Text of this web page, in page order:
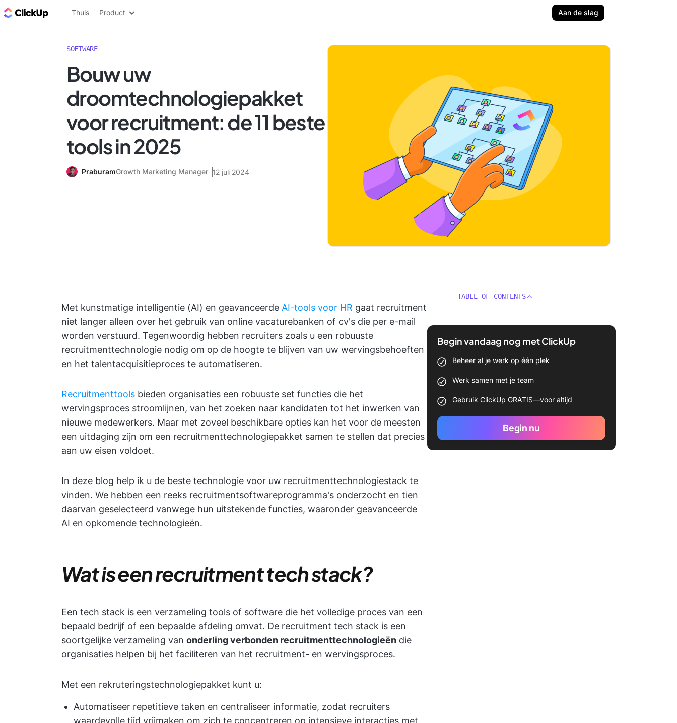
ClickUp Blog
Thuis Product Aan de slag
SOFTWARE
Bouw uw
droomtechnologiepakket
voor recruitment: de 11 beste
tools in 2025
PraburamGrowth Marketing Manager 12 juli 2024
Met kunstmatige intelligentie (AI) en geavanceerde AI-tools voor HR gaat recruitment
niet langer alleen over het gebruik van online vacaturebanken of cv's die per e-mail
worden verstuurd. Tegenwoordig hebben recruiters zoals u een robuuste
recruitmenttechnologie nodig om op de hoogte te blijven van uw wervingsbehoeften
en het talentacquisitieproces te automatiseren.
Recruitmenttools bieden organisaties een robuuste set functies die het
wervingsproces stroomlijnen, van het zoeken naar kandidaten tot het inwerken van
nieuwe medewerkers. Maar met zoveel beschikbare opties kan het voor de meesten
een uitdaging zijn om een recruitmenttechnologiepakket samen te stellen dat precies
aan uw eisen voldoet.
In deze blog help ik u de beste technologie voor uw recruitmenttechnologiestack te
vinden. We hebben een reeks recruitmentsoftwareprogramma's onderzocht en tien
daarvan geselecteerd vanwege hun uitstekende functies, waaronder geavanceerde
AI en opkomende technologieën.
Wat is een recruitment tech stack?
Een tech stack is een verzameling tools of software die het volledige proces van een
bepaald bedrijf of een bepaalde afdeling omvat. De recruitment tech stack is een
soortgelijke verzameling van onderling verbonden recruitmenttechnologieën die
organisaties helpen bij het faciliteren van het recruitment- en wervingsproces.
Met een rekruteringstechnologiepakket kunt u:
Automatiseer repetitieve taken en centraliseer informatie, zodat recruiters
waardevolle tijd vrijmaken om zich te concentreren op intensieve interacties met
TABLE OF CONTENTS
Begin vandaag nog met ClickUp
Beheer al je werk op één plek
Werk samen met je team
Gebruik ClickUp GRATIS—voor altijd
Begin nu